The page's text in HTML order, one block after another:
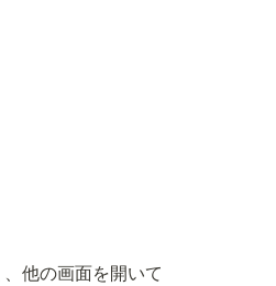
、他の画面を開いて